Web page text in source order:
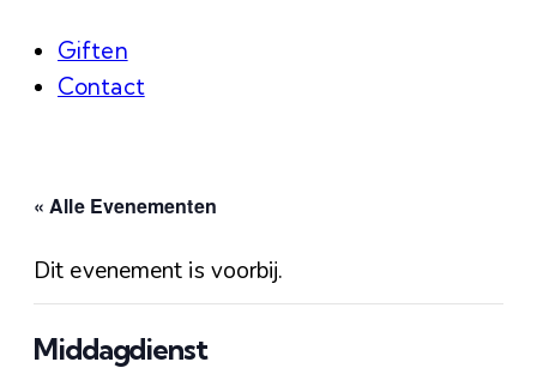
Giften
Contact
« Alle Evenementen
Dit evenement is voorbij.
Middagdienst